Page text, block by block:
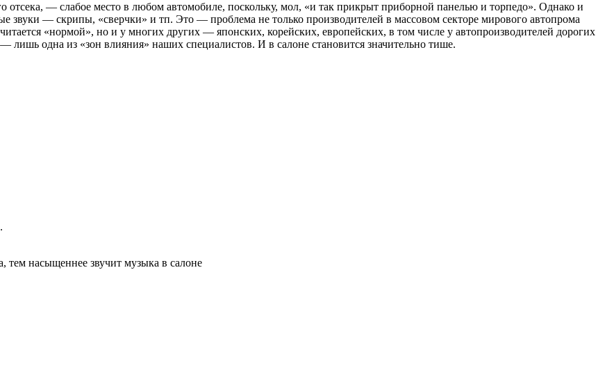
— слабое место в любом автомобиле, поскольку, мол, «и так прикрыт приборной панелью и торпедо». Однако и
звуки — скрипы, «сверчки» и тп. Это — проблема не только производителей в массовом секторе мирового автопрома
«нормой», но и у многих других — японских, корейских, европейских, в том числе у автопроизводителей дорогих
одна из «зон влияния» наших специалистов. И в салоне становится значительно тише.
тем насыщеннее звучит музыка в салоне